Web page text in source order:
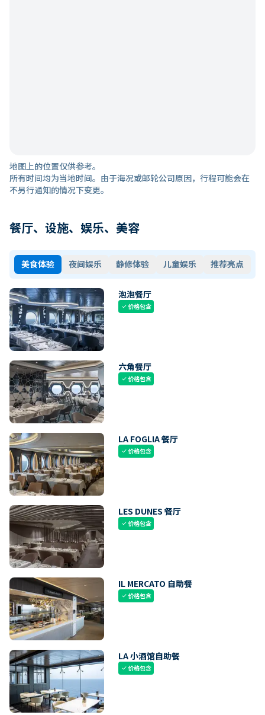
地图上的位置仅供参考。
所有时间均为当地时间。由于海况或邮轮公司原因，行程可能会在
不另行通知的情况下变更。
餐厅、设施、娱乐、美容
美食体验 夜间娱乐 静修体验 儿童娱乐 推荐亮点
泡泡餐厅
check价格包含
六角餐厅
check价格包含
LA FOGLIA 餐厅
check价格包含
LES DUNES 餐厅
check价格包含
IL MERCATO 自助餐
check价格包含
LA 小酒馆自助餐
check价格包含